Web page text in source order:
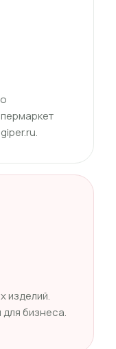
изделий.
для бизнеса.